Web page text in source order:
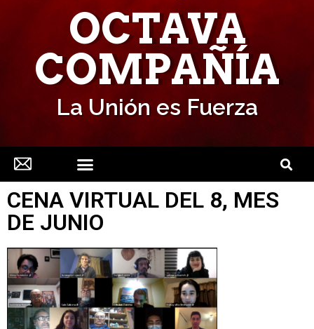
OCTAVA
COMPAÑÍA
La Unión es Fuerza
CENA VIRTUAL DEL 8, MES
DE JUNIO